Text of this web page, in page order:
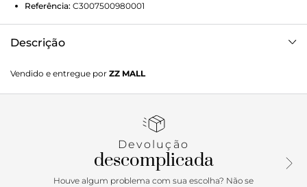
Referência: C3007500980001
Descrição
liso em verniz. Possui biqueira afunilada, aplicação de
aviamentos em dourado na gáspea.
Para voltar ao trabalho, nada melhor do que um clássico
sem erro! O mocassim é aquele calçado chique e
atemporal que dispensa apresentações. Cheio de
Vendido e entregue por ZZ MALL
Devolução
descomplicada
Houve algum problema com sua escolha? Não se